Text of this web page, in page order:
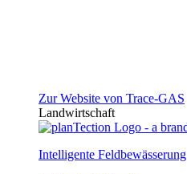
Zur Website von Trace-GAS
Landwirtschaft
Intelligente Feldbewässerung